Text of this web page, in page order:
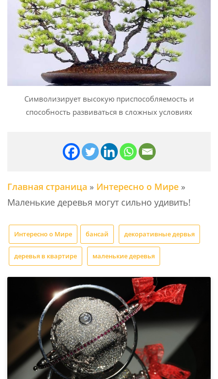
Символизирует высокую приспособляемость и
способность развиваться в сложных условиях
Главная страница » Интересно о Мире »
Маленькие деревья могут сильно удивить!
Интересно о Мире бансай декоративные дервья
деревья в квартире маленькие деревья